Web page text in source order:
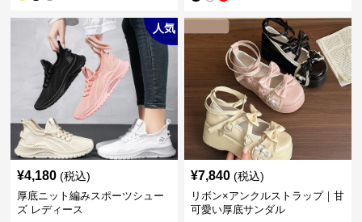
人気
¥4,180 (税込)
厚底ニット編みスポーツシュー
ズ レディース
¥7,840 (税込)
リボン×アンクルストラップ｜甘
可愛い厚底サンダル